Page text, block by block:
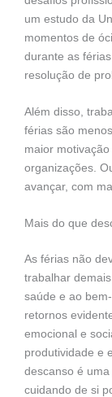
um estudo da
momentos de
durante as
resolução de
Além disso,
férias são
maior
organizações.
avançar, com
Mais do que
As férias não
trabalhar
saúde e ao
retornos
emocional e
produtividade e
descanso é
cuidando de si